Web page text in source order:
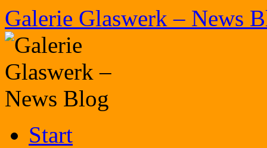
Zum
Inhalt
springen
Galerie Glaswerk – News
Start